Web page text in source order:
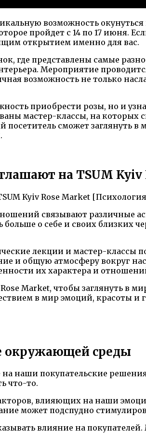
возможность
пройдет с 14 по 17 июня.
открытием именно для вас.
где представлены самые
Мероприятие
возможность не только
приобрести розы, но и
мастер-классы, на
сможет заглянуть
на TSUM
связывают различные
о себе и своих близких
лекции и мастер-классы
и общую атмосферу вокруг
их характера и
Market, чтобы заглянуть в
в мир эмоций, красоты и
окружающей среды
наши покупательские
что-то.
влияющих на наши
может подспудно
влияние на